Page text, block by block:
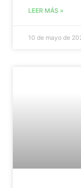
LEER MÁS »
10 de mayo de